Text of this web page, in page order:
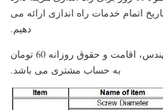
از تاریخ اتمام خدمات راه اندازی ارائه می
دهیم.
6. بلیط هواپیما رفت و برگشت مهندس، اقامت و حقوق روزانه 60 تومان
به حساب مشتری می باشد.